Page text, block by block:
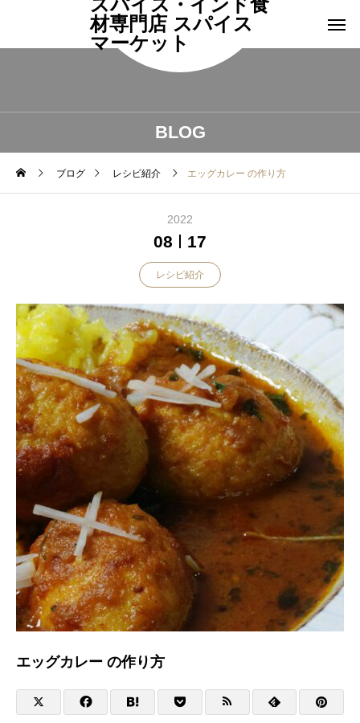
スパイス・インド食
材専門店 スパイス
マーケット
BLOG
ブログ レシピ紹介 エッグカレー の作り方
2022
08 17
レシピ紹介
エッグカレー の作り方